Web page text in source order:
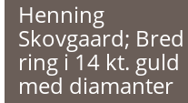
Henning
Skovgaard; Bred
ring i 14 kt. guld
med diamanter